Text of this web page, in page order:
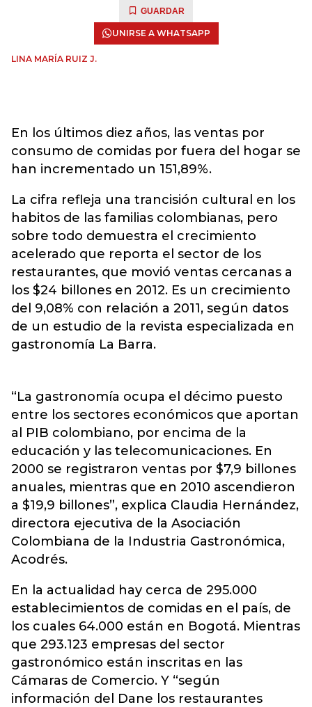
GUARDAR
UNIRSE A WHATSAPP
LINA MARÍA RUIZ J.
En los últimos diez años, las ventas por
consumo de comidas por fuera del hogar se
han incrementado un 151,89%.
La cifra refleja una trancisión cultural en los
habitos de las familias colombianas, pero
sobre todo demuestra el crecimiento
acelerado que reporta el sector de los
restaurantes, que movió ventas cercanas a
los $24 billones en 2012. Es un crecimiento
del 9,08% con relación a 2011, según datos
de un estudio de la revista especializada en
gastronomía La Barra.
“La gastronomía ocupa el décimo puesto
entre los sectores económicos que aportan
al PIB colombiano, por encima de la
educación y las telecomunicaciones. En
2000 se registraron ventas por $7,9 billones
anuales, mientras que en 2010 ascendieron
a $19,9 billones”, explica Claudia Hernández,
directora ejecutiva de la Asociación
Colombiana de la Industria Gastronómica,
Acodrés.
En la actualidad hay cerca de 295.000
establecimientos de comidas en el país, de
los cuales 64.000 están en Bogotá. Mientras
que 293.123 empresas del sector
gastronómico están inscritas en las
Cámaras de Comercio. Y “según
información del Dane los restaurantes